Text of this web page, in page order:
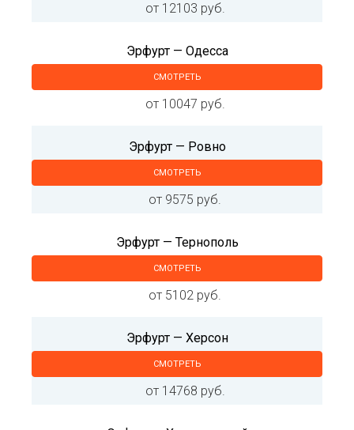
от 12103 руб.
Эрфурт — Одесса
СМОТРЕТЬ
от 10047 руб.
Эрфурт — Ровно
СМОТРЕТЬ
от 9575 руб.
Эрфурт — Тернополь
СМОТРЕТЬ
от 5102 руб.
Эрфурт — Херсон
СМОТРЕТЬ
от 14768 руб.